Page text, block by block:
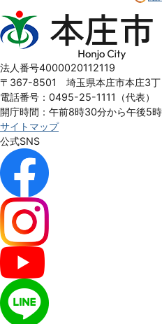
本
庄
Honjo
City
法人番号4000020112119
〒367-8501 埼玉県本庄市本庄3丁
電話番号：0495-25-1111（代表）
開庁時間：午前8時30分から午後5
サイトマップ
公式SNS